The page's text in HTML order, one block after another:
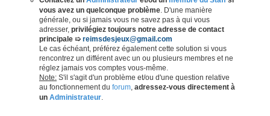
vous avez un quelconque problème . D'une manière
générale, ou si jamais vous ne savez pas à qui vous
adresser, privilégiez toujours notre adresse de contact
principale ➯ reimsdesjeux@gmail.com
Le cas échéant, préférez également cette solution si vous
rencontrez un différent avec un ou plusieurs membres et ne
réglez jamais vos comptes vous-même.
Note: S'il s'agit d'un problème et/ou d'une question relative
au fonctionnement du forum adressez-vous directement à
un Administrateur